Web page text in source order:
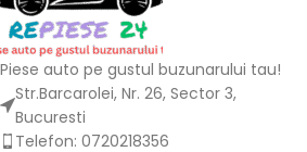
Piese auto pe gustul buzunarului tau!
Str.Barcarolei, Nr. 26, Sector 3,
Bucuresti
Telefon: 0720218356